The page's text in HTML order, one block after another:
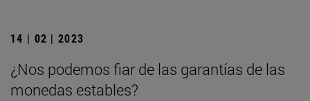
14 | 02 | 2023
¿Nos podemos fiar de las garantías de las
monedas estables?